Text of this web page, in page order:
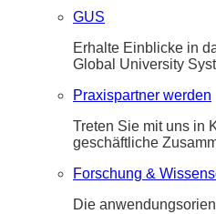
GUS
Erhalte Einblicke in
Global University
Praxispartner werden
Treten Sie mit uns in
geschäftliche
Forschung &
Die